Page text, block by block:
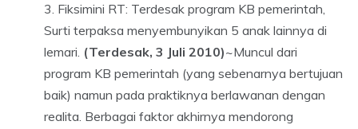
Fiksimini RT: Terdesak program KB pemerintah,
Surti terpaksa menyembunyikan 5 anak lainnya di
lemari. (Terdesak, 3 Juli 2010)~Muncul dari
program KB pemerintah (yang sebenarnya bertujuan
baik) namun pada praktiknya berlawanan dengan
realita. Berbagai faktor akhirnya mendorong